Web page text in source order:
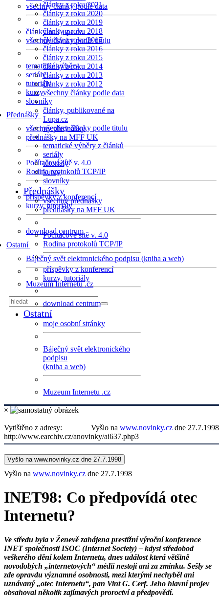
všechny články podle data
články na Lupa.cz
všechny články podle titulu
tematické výběry
seriály
tutoriály
kurzy
slovníky
Přednášky
všechny přednášky
přednášky na MFF UK
Počítačové sítě v. 4.0
Rodina protokolů TCP/IP
příspěvky z konferencí
kurzy, tutoriály
download centrum
Ostatní
Báječný svět elektronického podpisu (kniha a web)
Muzeum Internetu .cz
články z roku 2021
články z roku 2020
články z roku 2019
články z roku 2018
články z roku 2017
články z roku 2016
články z roku 2015
články z roku 2014
články z roku 2013
články z roku 2012
všechny články podle data
články, publikované na
Lupa.cz
všechny články podle titulu
tematické výběry z článků
seriály
tutoriály
kurzy
slovníky
Přednášky
všechny přednášky
přednášky na MFF UK
Počítačové sítě v. 4.0
Rodina protokolů TCP/IP
příspěvky z konferencí
kurzy, tutoriály
download centrum
Ostatní
moje osobní stránky
Báječný svět elektronického
podpisu
(kniha a web)
Muzeum Internetu .cz
×
Vyšlo na www.novinky.cz dne 27.7.1998
Vytištěno z adresy:
http://www.earchiv.cz/anovinky/ai637.php3
Vyšlo na www.novinky.cz dne 27.7.1998
Vyšlo na www.novinky.cz dne 27.7.1998
INET98: Co předpovídá otec
Internetu?
Ve středu byla v Ženevě zahájena prestižní výroční konference
INET společnosti ISOC (Internet Society) – kdysi středobod
veškerého dění kolem Internetu, dnes událost která většině
novodobých „internetových“ médií nestojí ani za zmínku. Sešly se
zde opravdu významné osobnosti, mezi kterými nechyběl ani
uznávaný „otec Internetu“, pan Vint G. Cerf. Jeho hlavní projev
obsahoval několik zajímavých proroctví a předpovědí.